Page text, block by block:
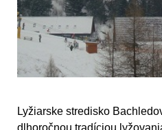
Lyžiarske stredisko
dlhoročnou tradíciou